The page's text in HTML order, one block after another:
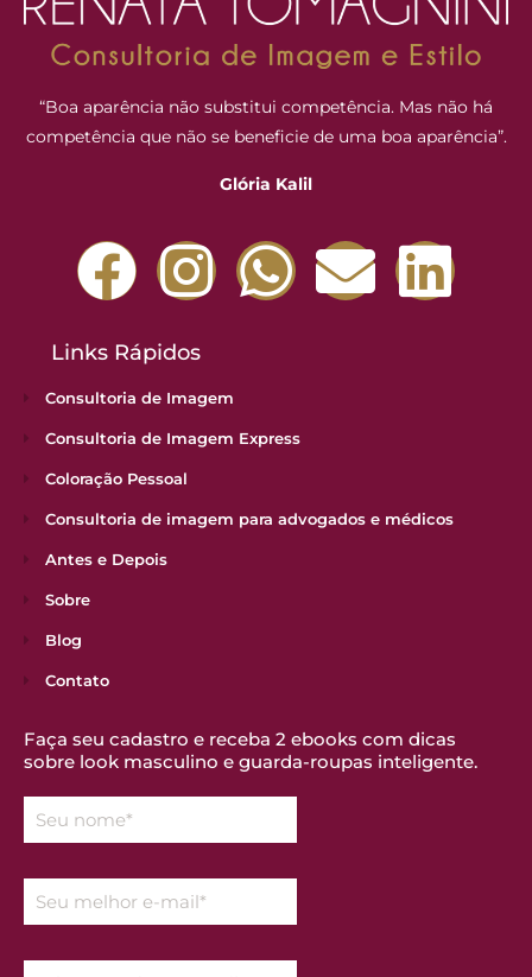
“Boa aparência não substitui competência. Mas não há
competência que não se beneficie de uma boa aparência”.
Glória Kalil
Links Rápidos
Consultoria de Imagem
Consultoria de Imagem Express
Coloração Pessoal
Consultoria de imagem para advogados e médicos
Antes e Depois
Sobre
Blog
Contato
Faça seu cadastro e receba 2 ebooks com dicas
sobre look masculino e guarda-roupas inteligente.